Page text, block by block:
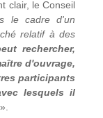
clair, le Conseil
le cadre d'un
relatif à des
rechercher,
d'ouvrage,
participants
lesquels il